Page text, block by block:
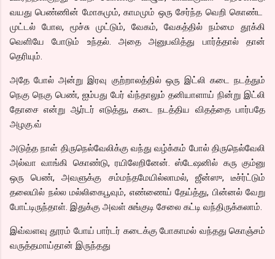
வயது பெண்ணின் மோகமும், காமமும் ஒரு சேர்ந்த வெறி கொண்ட
முட்டல் போல, மூச்சு முட்டும், வேகம், வேகத்தில் நம்மை தூக்கி
வெளியே போடும் உந்தல். அதை அனுபவித்து பார்த்தால் தான்
தெரியும்.
அதே போல் அன்று இரவு குற்றாலத்தில் ஒரு இட்லி கடை நடத்தும்
நெகு நெகு பெண், ஐம்பது பேர் வ்ந்தாலும் தனியாளாய் நின்று இட்லி
தோசை என்று ஆர்டர் எடுத்து, கடை நடத்திய விதத்தை பார்பதே
அழகு.வ்
அடுத்த நாள் திருநெல்வேலிக்கு வந்து வழ்க்கம் போல் திருநெல்வேலி
அல்வா வாங்கி கொண்டு, ரயிலேறினேன். ஸ்டேஷனில் கரு கும்னு
ஒரு பெண், அவளுக்கு சம்மந்தமேயில்லாமல், ஜீன்ஸு, டீச்ர்ட்டும்
தலையில் நல்ல மல்லிகைபூவும், எண்ணைய் தேய்த்து, பின்னல் வேறு
போட்டிருந்தாள். இதுக்கு அவள் சுங்குடி சேலை கட்டி வந்திருக்கலாம்.
இவ்வளவு தூரம் போய் பார்டர் கடைக்கு போகாமல் வந்தது கொஞ்சம்
வருத்தமாய்தான் இருந்தது